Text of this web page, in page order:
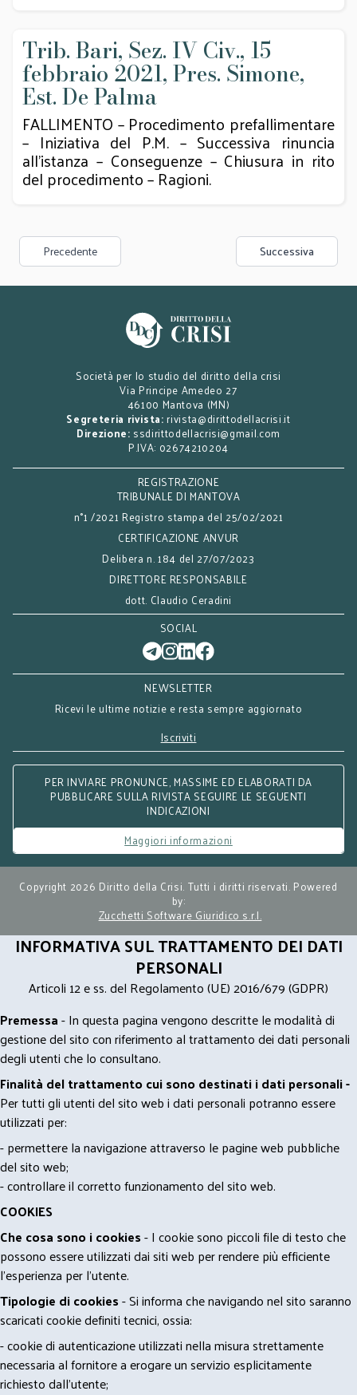
Trib. Bari, Sez. IV Civ., 15
febbraio 2021, Pres. Simone,
Est. De Palma
FALLIMENTO – Procedimento prefallimentare
– Iniziativa del P.M. – Successiva rinuncia
all’istanza – Conseguenze – Chiusura in rito
del procedimento – Ragioni.
Precedente Successiva
Società per lo studio del diritto della crisi
Via Principe Amedeo 27
46100 Mantova (MN)
Segreteria rivista: rivista@dirittodellacrisi.it
Direzione: ssdirittodellacrisi@gmail.com
P.IVA: 02674210204
REGISTRAZIONE
TRIBUNALE DI MANTOVA
n°1 /2021 Registro stampa del 25/02/2021
CERTIFICAZIONE ANVUR
Delibera n. 184 del 27/07/2023
DIRETTORE RESPONSABILE
dott. Claudio Ceradini
SOCIAL
NEWSLETTER
Ricevi le ultime notizie e resta sempre aggiornato
Iscriviti
PER INVIARE PRONUNCE, MASSIME ED ELABORATI DA
PUBBLICARE SULLA RIVISTA SEGUIRE LE SEGUENTI
INDICAZIONI
Maggiori informazioni
Copyright 2026 Diritto della Crisi. Tutti i diritti riservati. Powered
by:
Zucchetti Software Giuridico s.r.l.
INFORMATIVA SUL TRATTAMENTO DEI DATI
PERSONALI
Articoli 12 e ss. del Regolamento (UE) 2016/679 (GDPR)
Premessa- In questa pagina vengono descritte le modalità di
gestione del sito con riferimento al trattamento dei dati personali
degli utenti che lo consultano.
Finalità del trattamento cui sono destinati i dati personali -
Per tutti gli utenti del sito web i dati personali potranno essere
utilizzati per:
- permettere la navigazione attraverso le pagine web pubbliche
del sito web;
- controllare il corretto funzionamento del sito web.
COOKIES
Che cosa sono i cookies- I cookie sono piccoli file di testo che
possono essere utilizzati dai siti web per rendere più efficiente
l'esperienza per l'utente.
Tipologie di cookies- Si informa che navigando nel sito saranno
scaricati cookie definiti tecnici, ossia:
- cookie di autenticazione utilizzati nella misura strettamente
necessaria al fornitore a erogare un servizio esplicitamente
richiesto dall'utente;